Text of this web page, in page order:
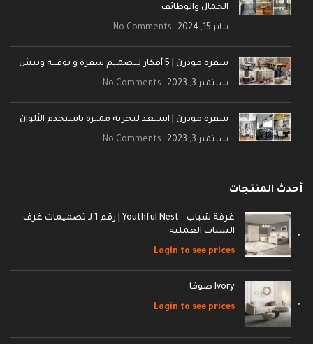
الجمال والوظائف
يناير 15, 2024 No Comments
سفره مودرن | 5 أفكار لتصميم سفرة و بوفيه ونيش
سبتمبر 3, 2023 No Comments
سفره مودرن | استعد لتجربة مميزة باستخدم الألوان
سبتمبر 3, 2023 No Comments
أحدث المنتجات
غرفة شباب - Youthful Nest | رقم 1 لـ تصميمات غرف
الشباب العمليه
Login to see prices
Ivory صوفا
Login to see prices